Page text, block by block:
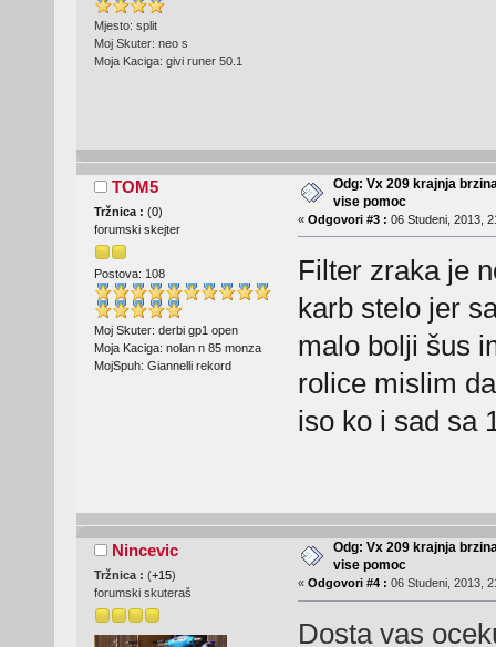
Mjesto: split
Moj Skuter: neo s
Moja Kaciga: givi runer 50.1
TOM5
Tržnica : (0)
forumski skejter
Postova: 108
Moj Skuter: derbi gp1 open
Moja Kaciga: nolan n 85 monza
MojSpuh: Giannelli rekord
Odg: Vx 209 krajnja
vise pomoc
« Odgovori #3 : 06 Studeni, 2013,
Filter zraka je
karb stelo jer
malo bolji šus
rolice mislim
iso ko i sad sa
Nincevic
Tržnica : (+15)
forumski skuteraš
Odg: Vx 209 krajnja
vise pomoc
« Odgovori #4 : 06 Studeni, 2013,
Dosta vas